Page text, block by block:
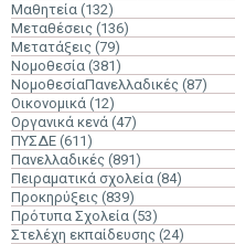
Μαθητεία (132)
Μεταθέσεις (136)
Μετατάξεις (79)
Νομοθεσία (381)
ΝομοθεσίαΠανελλαδικές (87)
Οικονομικά (12)
Οργανικά κενά (47)
ΠΥΣΔΕ (611)
Πανελλαδικές (891)
Πειραματικά σχολεία (84)
Προκηρύξεις (839)
Πρότυπα Σχολεία (53)
Στελέχη εκπαίδευσης (24)